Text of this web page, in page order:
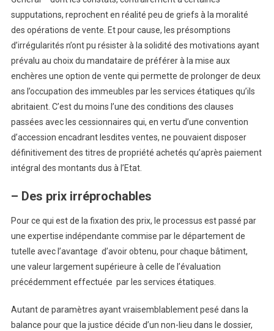
supputations, reprochent en réalité peu de griefs à la moralité
des opérations de vente. Et pour cause, les présomptions
d’irrégularités n’ont pu résister à la solidité des motivations ayant
prévalu au choix du mandataire de préférer à la mise aux
enchères une option de vente qui permette de prolonger de deux
ans l’occupation des immeubles par les services étatiques qu’ils
abritaient. C’est du moins l’une des conditions des clauses
passées avec les cessionnaires qui, en vertu d’une convention
d’accession encadrant lesdites ventes, ne pouvaient disposer
définitivement des titres de propriété achetés qu’après paiement
intégral des montants dus à l’Etat.
– Des prix irréprochables
Pour ce qui est de la fixation des prix, le processus est passé par
une expertise indépendante commise par le département de
tutelle avec l’avantage d’avoir obtenu, pour chaque bâtiment,
une valeur largement supérieure à celle de l’évaluation
précédemment effectuée par les services étatiques.
Autant de paramètres ayant vraisemblablement pesé dans la
balance pour que la justice décide d’un non-lieu dans le dossier,